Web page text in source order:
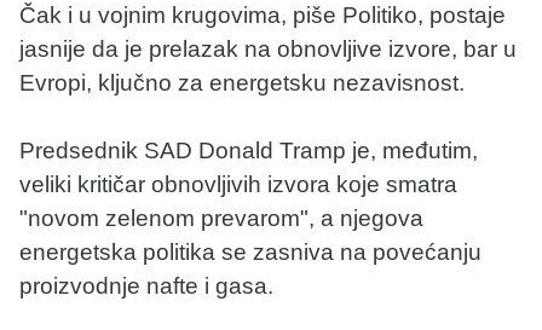
Čak i u vojnim krugovima, piše Politiko, postaje
jasnije da je prelazak na obnovljive izvore, bar u
Evropi, ključno za energetsku nezavisnost.
Predsednik SAD Donald Tramp je, međutim,
veliki kritičar obnovljivih izvora koje smatra
"novom zelenom prevarom", a njegova
energetska politika se zasniva na povećanju
proizvodnje nafte i gasa.